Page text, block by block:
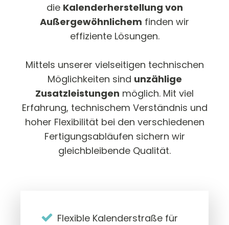
die Kalenderherstellung von
Außergewöhnlichem finden wir
effiziente Lösungen.
Mittels unserer vielseitigen technischen
Möglichkeiten sind unzählige
Zusatzleistungen möglich. Mit viel
Erfahrung, technischem Verständnis und
hoher Flexibilität bei den verschiedenen
Fertigungsabläufen sichern wir
gleichbleibende Qualität.
Flexible Kalenderstraße für